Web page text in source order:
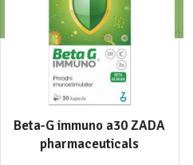
Beta-G immuno a30 ZADA
pharmaceuticals